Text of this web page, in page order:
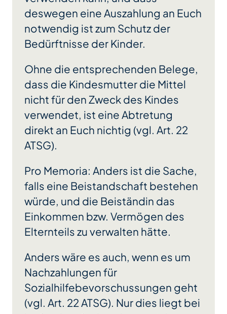
deswegen eine Auszahlung an Euch
notwendig ist zum Schutz der
Bedürftnisse der Kinder.
Ohne die entsprechenden Belege,
dass die Kindesmutter die Mittel
nicht für den Zweck des Kindes
verwendet, ist eine Abtretung
direkt an Euch nichtig (vgl. Art. 22
ATSG).
Pro Memoria: Anders ist die Sache,
falls eine Beistandschaft bestehen
würde, und die Beiständin das
Einkommen bzw. Vermögen des
Elternteils zu verwalten hätte.
Anders wäre es auch, wenn es um
Nachzahlungen für
Sozialhilfebevorschussungen geht
(vgl. Art. 22 ATSG). Nur dies liegt bei